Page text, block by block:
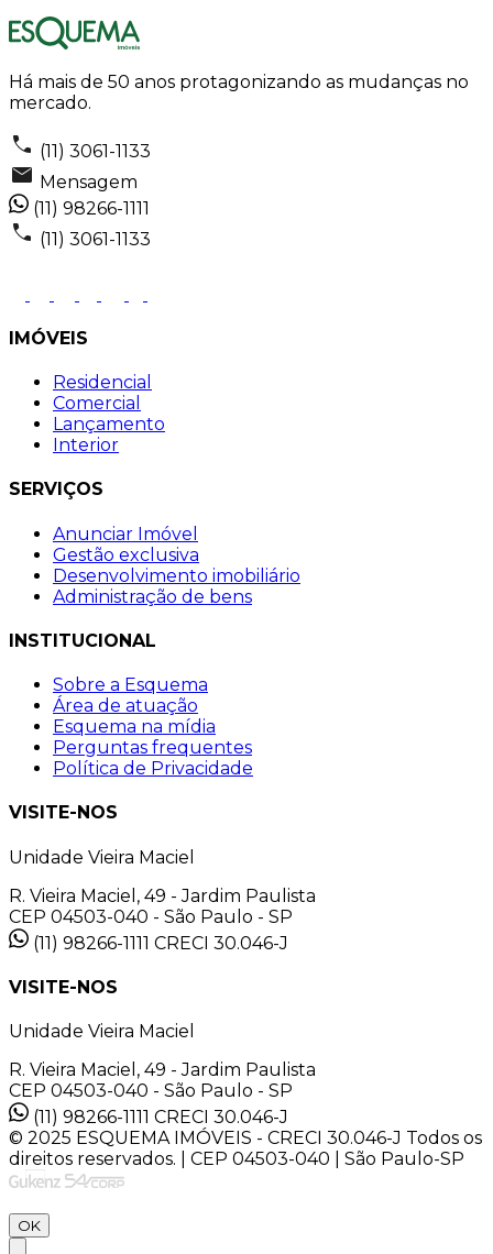
Há mais de 50 anos protagonizando as mudanças no
mercado.
(11) 3061-1133
Mensagem
(11) 98266-1111
(11) 3061-1133
IMÓVEIS
Residencial
Comercial
Lançamento
Interior
SERVIÇOS
Anunciar Imóvel
Gestão exclusiva
Desenvolvimento imobiliário
Administração de bens
INSTITUCIONAL
Sobre a Esquema
Área de atuação
Esquema na mídia
Perguntas frequentes
Política de Privacidade
VISITE-NOS
Unidade Vieira Maciel
R. Vieira Maciel, 49 - Jardim Paulista
CEP 04503-040 - São Paulo - SP
(11) 98266-1111 CRECI 30.046-J
VISITE-NOS
Unidade Vieira Maciel
R. Vieira Maciel, 49 - Jardim Paulista
CEP 04503-040 - São Paulo - SP
(11) 98266-1111 CRECI 30.046-J
© 2025 ESQUEMA IMÓVEIS - CRECI 30.046-J Todos os
direitos reservados. | CEP 04503-040 | São Paulo-SP
OK